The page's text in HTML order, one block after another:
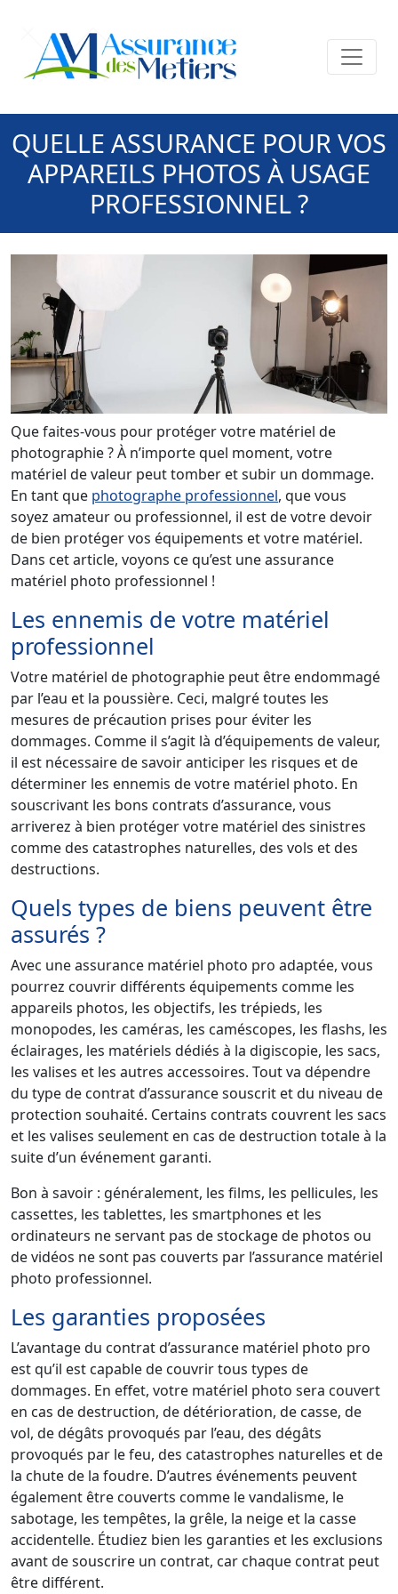
QUELLE ASSURANCE POUR VOS
APPAREILS PHOTOS À USAGE
PROFESSIONNEL ?
Que faites-vous pour protéger votre matériel de
photographie ? À n’importe quel moment, votre
matériel de valeur peut tomber et subir un dommage.
En tant que photographe professionnel, que vous
soyez amateur ou professionnel, il est de votre devoir
de bien protéger vos équipements et votre matériel.
Dans cet article, voyons ce qu’est une assurance
matériel photo professionnel !
Les ennemis de votre matériel
professionnel
Votre matériel de photographie peut être endommagé
par l’eau et la poussière. Ceci, malgré toutes les
mesures de précaution prises pour éviter les
dommages. Comme il s’agit là d’équipements de valeur,
il est nécessaire de savoir anticiper les risques et de
déterminer les ennemis de votre matériel photo. En
souscrivant les bons contrats d’assurance, vous
arriverez à bien protéger votre matériel des sinistres
comme des catastrophes naturelles, des vols et des
destructions.
Quels types de biens peuvent être
assurés ?
Avec une assurance matériel photo pro adaptée, vous
pourrez couvrir différents équipements comme les
appareils photos, les objectifs, les trépieds, les
monopodes, les caméras, les caméscopes, les flashs, les
éclairages, les matériels dédiés à la digiscopie, les sacs,
les valises et les autres accessoires. Tout va dépendre
du type de contrat d’assurance souscrit et du niveau de
protection souhaité. Certains contrats couvrent les sacs
et les valises seulement en cas de destruction totale à la
suite d’un événement garanti.
Bon à savoir : généralement, les films, les pellicules, les
cassettes, les tablettes, les smartphones et les
ordinateurs ne servant pas de stockage de photos ou
de vidéos ne sont pas couverts par l’assurance matériel
photo professionnel.
Les garanties proposées
L’avantage du contrat d’assurance matériel photo pro
est qu’il est capable de couvrir tous types de
dommages. En effet, votre matériel photo sera couvert
en cas de destruction, de détérioration, de casse, de
vol, de dégâts provoqués par l’eau, des dégâts
provoqués par le feu, des catastrophes naturelles et de
la chute de la foudre. D’autres événements peuvent
également être couverts comme le vandalisme, le
sabotage, les tempêtes, la grêle, la neige et la casse
accidentelle. Étudiez bien les garanties et les exclusions
avant de souscrire un contrat, car chaque contrat peut
être différent.